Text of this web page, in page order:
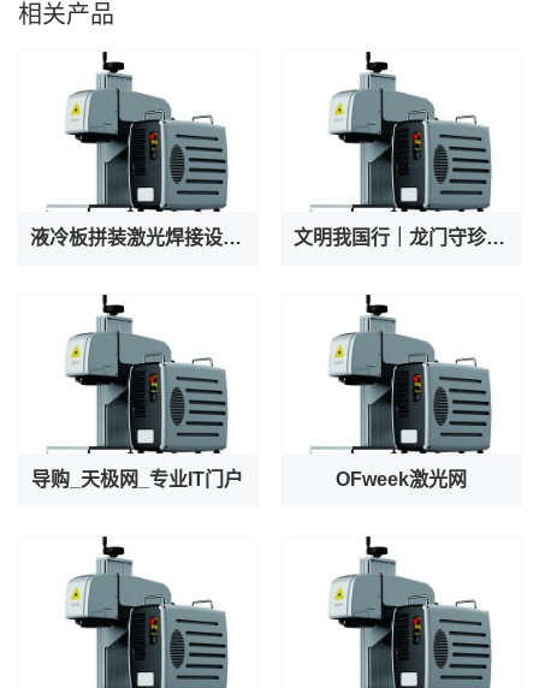
相关产品
液冷板拼装激光焊接设备厂家专业出产AI服务器液冷阀焊接机 文明我国行｜龙门守珍：为千年石窟注入“数字生命力”
导购_天极网_专业IT门户 OFweek激光网